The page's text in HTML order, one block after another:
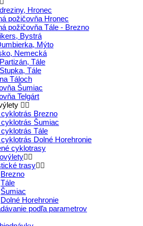
Hronec
požičovňa Hronec
požičovňa Tále - Brezno
Bystrá
Mýto
Nemecká
Tále
Tále
Táloch
Šumiac
Telgárt
Brezno
Šumiac
Tále
Dolné Horehronie
cyklotrasy
trasy
Brezno
Tále
Šumiac
Dolné Horehronie
podľa parametrov